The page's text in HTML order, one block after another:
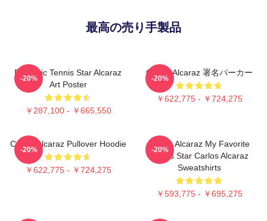
最高の売り手製品
Dynamic Tennis Star Alcaraz
Art Poster
￥287,100 - ￥665,550
-20%
Carlos Alcaraz 署名パーカー
￥622,775 - ￥724,275
-20%
Carlos Alcaraz Pullover Hoodie
￥622,775 - ￥724,275
-20%
Carlos Alcaraz My Favorite
Tennis Star Carlos Alcaraz
Sweatshirts
￥593,775 - ￥695,275
-20%